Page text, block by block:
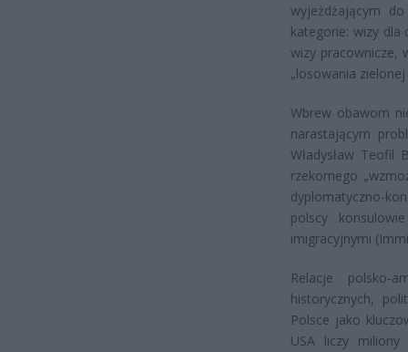
wyjeżdżającym
kategorie: wizy dla
wizy pracownicze,
„losowania
Wbrew obawom
narastającym
Władysław Teofil
rzekomego
dyplomatyczno-
polscy
imigracyjnymi
Relacje polsko-
historycznych,
Polsce jako
USA liczy